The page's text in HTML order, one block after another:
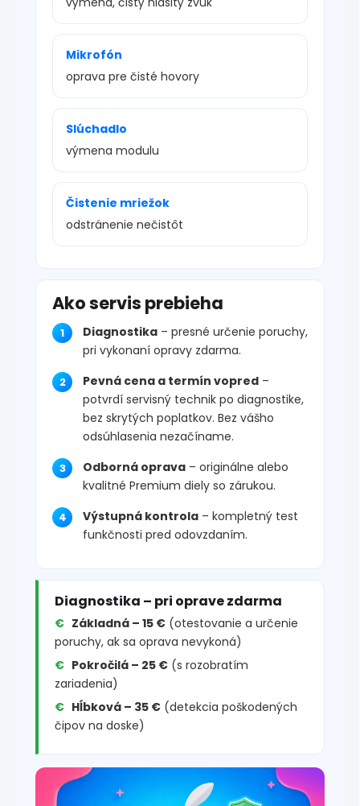
Mikrofón
oprava pre čisté hovory
Slúchadlo
výmena modulu
Čistenie mriežok
odstránenie nečistôt
Ako servis prebieha
Diagnostika – presné určenie poruchy,
pri vykonaní opravy zdarma.
Pevná cena a termín vopred –
potvrdí servisný technik po diagnostike,
bez skrytých poplatkov. Bez vášho
odsúhlasenia nezačíname.
Odborná oprava – originálne alebo
kvalitné Premium diely so zárukou.
Výstupná kontrola – kompletný test
funkčnosti pred odovzdaním.
Diagnostika – pri oprave zdarma
Základná – 15 € (otestovanie a určenie
poruchy, ak sa oprava nevykoná)
Pokročilá – 25 € (s rozobratím
zariadenia)
Hĺbková – 35 € (detekcia poškodených
čipov na doske)